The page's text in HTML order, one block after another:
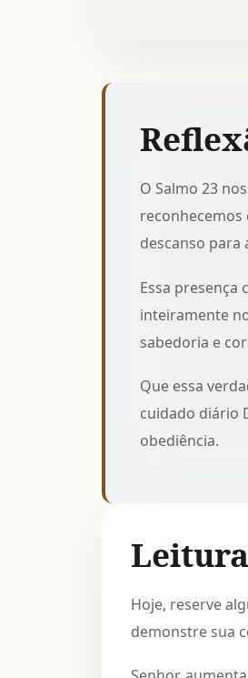
O Salmo 23
reconhecemos
descanso para
Essa presença
inteiramente
sabedoria e
Que essa
cuidado diário
obediência.
Hoje, reserve
demonstre sua